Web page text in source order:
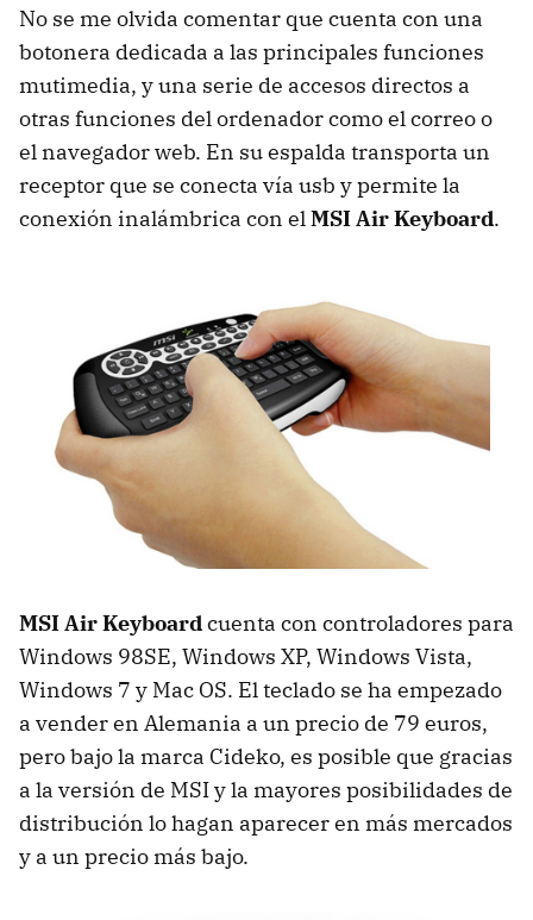
No se me olvida comentar que cuenta con una
botonera dedicada a las principales funciones
mutimedia, y una serie de accesos directos a
otras funciones del ordenador como el correo o
el navegador web. En su espalda transporta un
receptor que se conecta vía usb y permite la
conexión inalámbrica con elMSIAir Keyboard.
MSIAir Keyboardcuenta con controladores para
Windows 98SE, Windows XP, Windows Vista,
Windows 7 y Mac OS. El teclado se ha empezado
a vender en Alemania a un precio de 79 euros,
pero bajo la marca Cideko, es posible que gracias
a la versión de MSIy la mayores posibilidades de
distribución lo hagan aparecer en más mercados
y a un precio más bajo.